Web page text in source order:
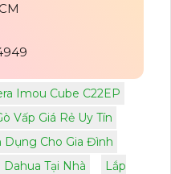
Imou Cube C22EP
Vấp Giá Rẻ Uy Tín
Dụng Cho Gia Đình
Tại Nhà
Lắp